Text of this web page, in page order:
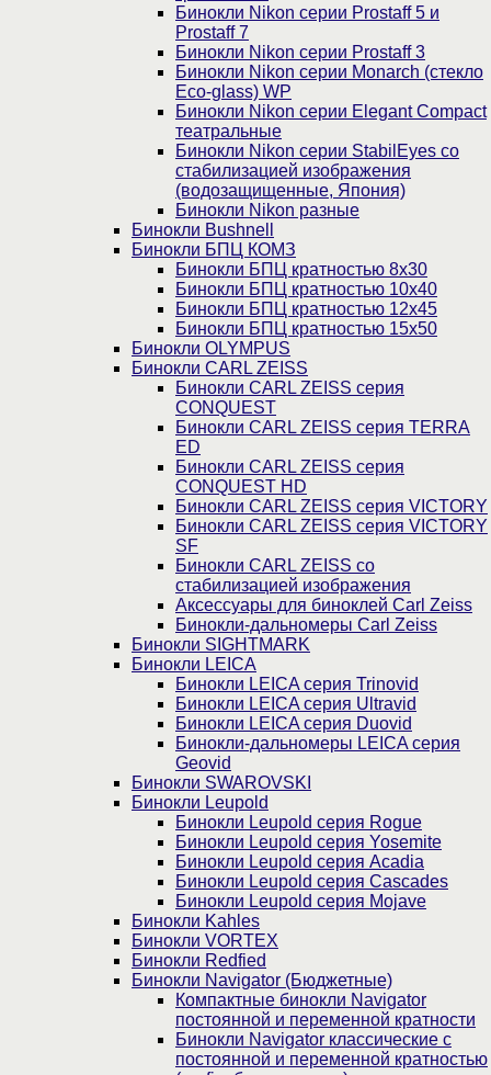
Бинокли Nikon серии Prostaff 5 и
Prostaff 7
Бинокли Nikon серии Prostaff 3
Бинокли Nikon серии Monarch (стекло
Eco-glass) WP
Бинокли Nikon серии Elegant Compact
театральные
Бинокли Nikon серии StabilEyes со
стабилизацией изображения
(водозащищенные, Япония)
Бинокли Nikon разные
Бинокли Bushnell
Бинокли БПЦ КОМЗ
Бинокли БПЦ кратностью 8х30
Бинокли БПЦ кратностью 10х40
Бинокли БПЦ кратностью 12х45
Бинокли БПЦ кратностью 15х50
Бинокли OLYMPUS
Бинокли CARL ZEISS
Бинокли CARL ZEISS серия
CONQUEST
Бинокли CARL ZEISS серия TERRA
ED
Бинокли CARL ZEISS серия
CONQUEST HD
Бинокли CARL ZEISS серия VICTORY
Бинокли CARL ZEISS серия VICTORY
SF
Бинокли CARL ZEISS со
стабилизацией изображения
Аксессуары для биноклей Carl Zeiss
Бинокли-дальномеры Carl Zeiss
Бинокли SIGHTMARK
Бинокли LEICA
Бинокли LEICA серия Trinovid
Бинокли LEICA серия Ultravid
Бинокли LEICA серия Duovid
Бинокли-дальномеры LEICA серия
Geovid
Бинокли SWAROVSKI
Бинокли Leupold
Бинокли Leupold серия Rogue
Бинокли Leupold серия Yosemite
Бинокли Leupold серия Acadia
Бинокли Leupold серия Cascades
Бинокли Leupold серия Mojave
Бинокли Kahles
Бинокли VORTEX
Бинокли Redfied
Бинокли Navigator (Бюджетные)
Компактные бинокли Navigator
постоянной и переменной кратности
Бинокли Navigator классические с
постоянной и переменной кратностью